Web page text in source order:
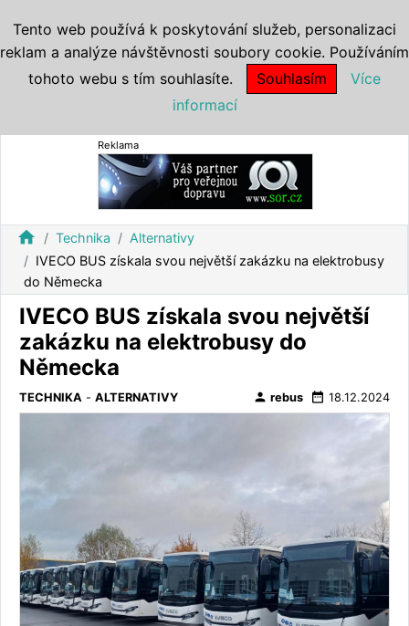
Reklama
home Technika
Alternativy
IVECO BUS získala svou největší zakázku na elektrobusy
do Německa
IVECO BUS získala svou největší
zakázku na elektrobusy do
Německa
TECHNIKA - ALTERNATIVY person rebus date_range 18.12.2024
Tento web používá k poskytování služeb, personalizaci
reklam a analýze návštěvnosti soubory cookie. Používáním
tohoto webu s tím souhlasíte.
Souhlasím
Více
informací